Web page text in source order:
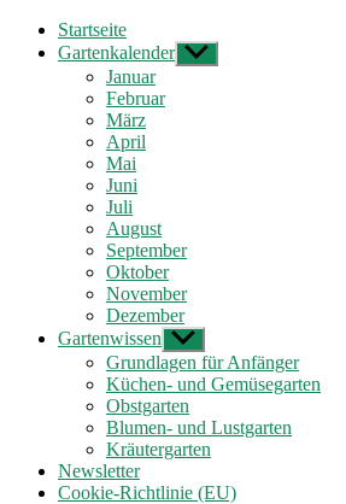
Startseite
Gartenkalender Untermenü
anzeigen
Januar
Februar
März
April
Mai
Juni
Juli
August
September
Oktober
November
Dezember
Gartenwissen Untermenü
anzeigen
Grundlagen für Anfänger
Küchen- und Gemüsegarten
Obstgarten
Blumen- und Lustgarten
Kräutergarten
Newsletter
Cookie-Richtlinie (EU)